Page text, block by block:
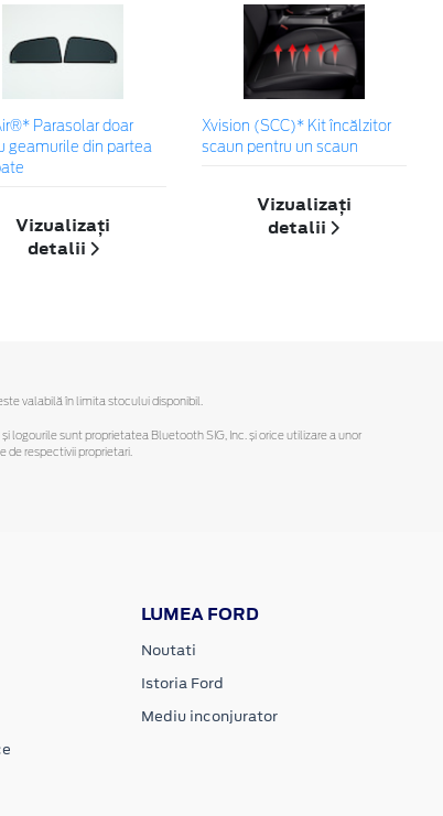
Parasolar doar
geamurile din partea
Vizualizați
detalii
Xvision (SCC)* Kit încălzitor
scaun pentru un scaun
Vizualizați
detalii
valabilă în limita stocului disponibil.
sunt proprietatea Bluetooth SIG, Inc. și orice utilizare a unor
respectivii proprietari.
LUMEA FORD
Noutati
Istoria Ford
Mediu inconjurator